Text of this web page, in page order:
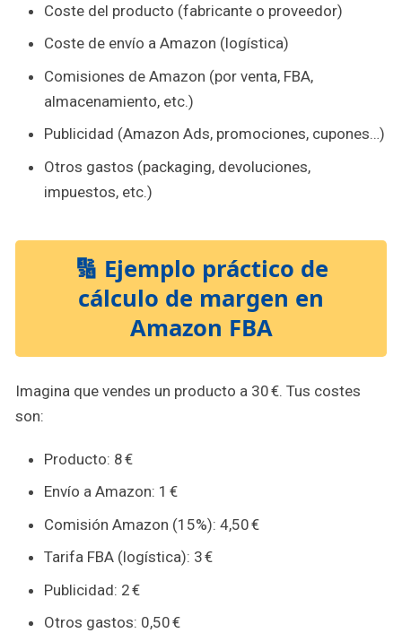
Coste del producto (fabricante o proveedor)
Coste de envío a Amazon (logística)
Comisiones de Amazon (por venta, FBA,
almacenamiento, etc.)
Publicidad (Amazon Ads, promociones, cupones…)
Otros gastos (packaging, devoluciones,
impuestos, etc.)
🔢 Ejemplo práctico de
cálculo de margen en
Amazon FBA
Imagina que vendes un producto a 30 €. Tus costes
son:
Producto: 8 €
Envío a Amazon: 1 €
Comisión Amazon (15%): 4,50 €
Tarifa FBA (logística): 3 €
Publicidad: 2 €
Otros gastos: 0,50 €